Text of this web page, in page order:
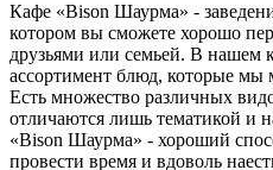
Кафе «Bison Шаурма» -
котором вы сможете хорошо
друзьями или семьей. В нашем
ассортимент блюд, которые мы
Есть множество различных
отличаются лишь тематикой и
«Bison Шаурма» - хороший
провести время и вдоволь